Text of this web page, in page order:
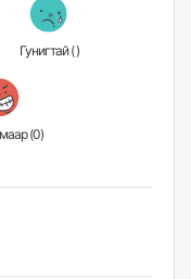
Гунигтай ()
Үзэн ядмаар (0)